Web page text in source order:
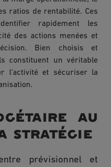
ratios de rentabilité. Ces
rapidement les
des actions menées et
Bien choisis et
constituent un véritable
l’activité et sécuriser la
au
stratégie
prévisionnel et